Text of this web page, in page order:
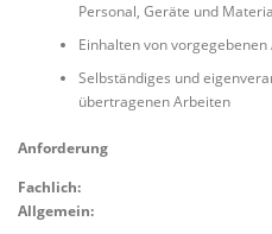
Personal, Geräte und
Einhalten von
Selbständiges und
übertragenen Arbeiten
Anforderung
Fachlich:
Allgemein: